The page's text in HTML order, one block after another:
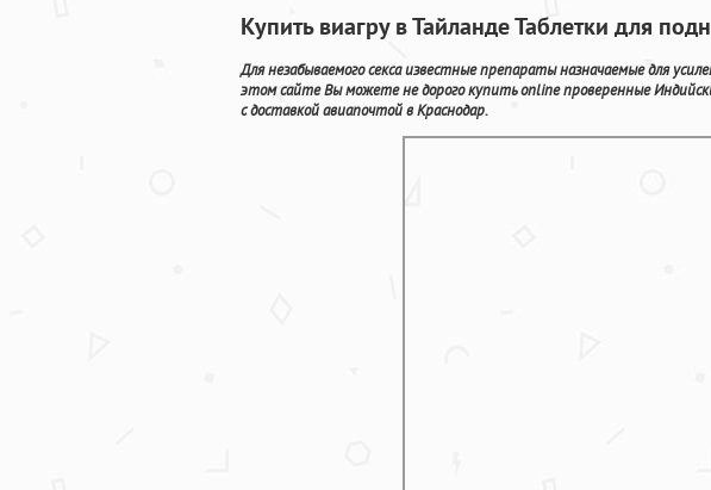
Купить виагру в Тайланде Таблетки для
Для незабываемого секса известные препараты назначаемые для
этом сайте Вы можете не дорого купить online проверенные
с доставкой авиапочтой в Краснодар.